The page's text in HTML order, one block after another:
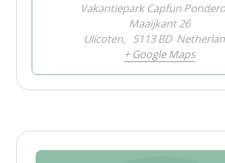
Vakantiepark Capfun
Maaijkant 26
Ulicoten, 5113 BD
+ Google Maps